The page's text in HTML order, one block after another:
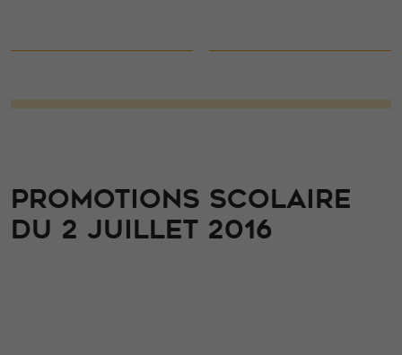
PROMOTIONS SCOLAIRE
DU 2 JUILLET 2016